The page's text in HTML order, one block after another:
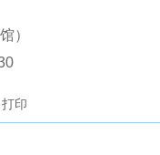
馆）
打印